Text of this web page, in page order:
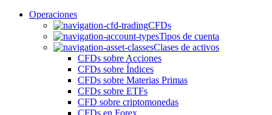
Operaciones
CFDs
Tipos de cuenta
Clases de activos
CFDs sobre Acciones
CFDs sobre Índices
CFDs sobre Materias Primas
CFDs sobre ETFs
CFD sobre criptomonedas